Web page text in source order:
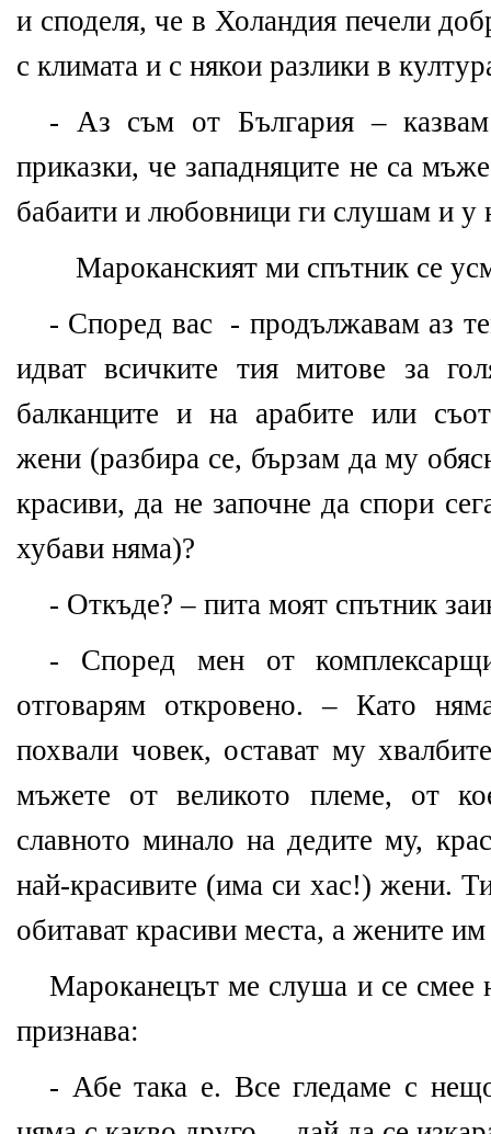
и споделя, че в Холандия печели
с климата и с някои разлики в
- Аз съм от България –
приказки, че западняците не са
бабаити и любовници ги слушам и у
Мароканският ми спътник се
- Според вас - продължавам аз
идват всичките тия митове за
балканците и на арабите или
жени (разбира се, бързам да му
красиви, да не започне да спори
хубави няма)?
- Откъде? – пита моят спътник
- Според мен от
отговарям откровено. – Като
похвали човек, остават му
мъжете от великото племе, от
славното минало на дедите му,
най-красивите (има си хас!) жени.
обитават красиви места, а жените
Мароканецът ме слуша и се смее
признава:
- Абе така е. Все гледаме с